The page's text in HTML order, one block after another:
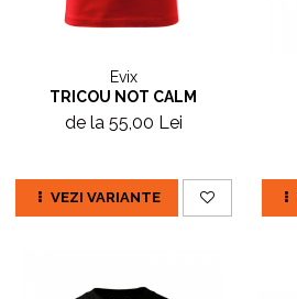
Evix
TRICOU NOT CALM
de la 55,00 Lei
VEZI VARIANTE